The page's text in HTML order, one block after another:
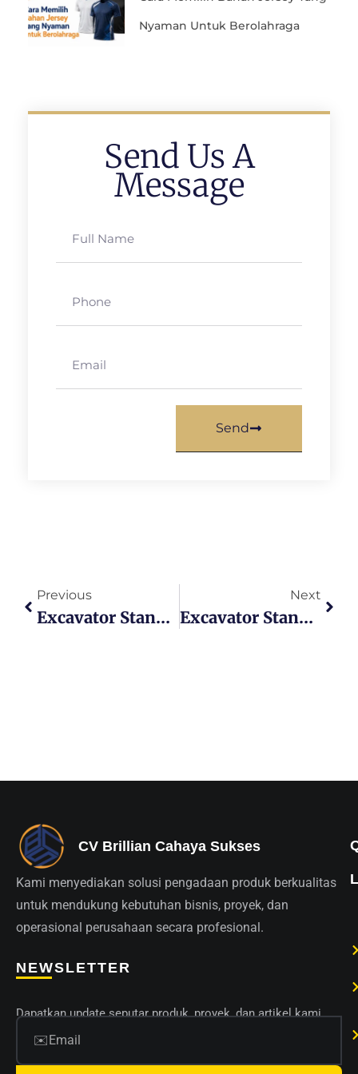
Nyaman Untuk Berolahraga
Send Us A
Message
Send
Previous
Excavator Standard XGMA: 7 Model Paling Irit Bahan Bakar Dan Terbaik Di Kelasnya
Next
Excavator Standard LGMA: Pilih 5 Model Paling Laku Untuk Efisiensi Dan Daya Tahan Tinggi
CV Brillian Cahaya Sukses
Kami menyediakan solusi pengadaan produk berkualitas
untuk mendukung kebutuhan bisnis, proyek, dan
operasional perusahaan secara profesional.
NEWSLETTER
Dapatkan update seputar produk, proyek, dan artikel kami.